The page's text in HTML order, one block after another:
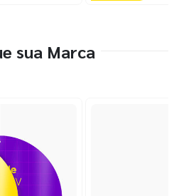
sua Marca